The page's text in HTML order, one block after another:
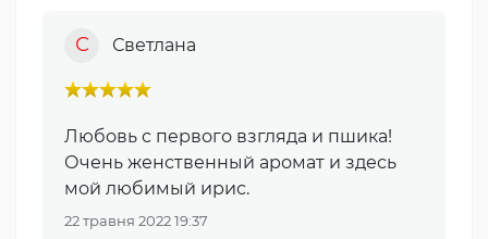
С Светлана
Любовь с первого взгляда и пшика!
Очень женственный аромат и здесь
мой любимый ирис.
22 травня 2022 19:37